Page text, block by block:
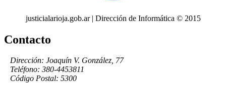
justicialarioja.gob.ar | Dirección de Informática © 2015
Contacto
Dirección: Joaquín V. González, 77
Teléfono: 380-4453811
Código Postal: 5300